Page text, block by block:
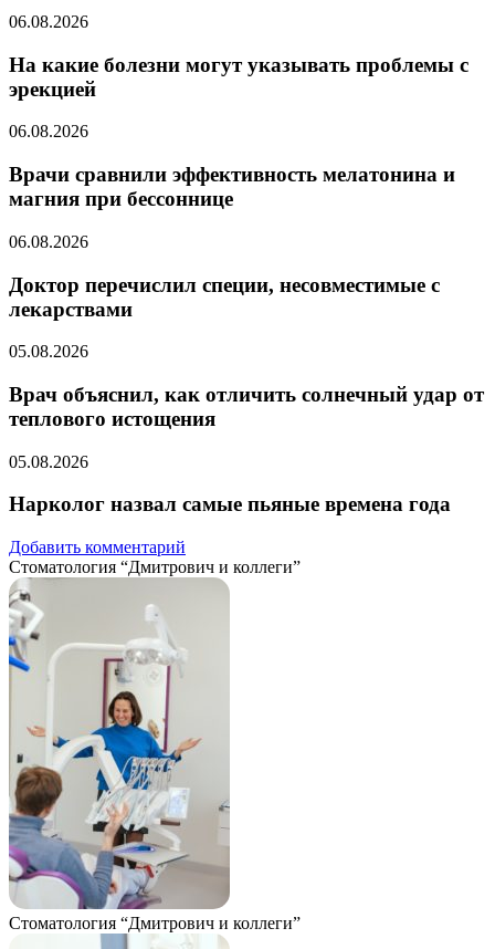
06.08.2026
На какие болезни могут указывать проблемы с
эрекцией
06.08.2026
Врачи сравнили эффективность мелатонина и
магния при бессоннице
06.08.2026
Доктор перечислил специи, несовместимые с
лекарствами
05.08.2026
Врач объяснил, как отличить солнечный удар от
теплового истощения
05.08.2026
Нарколог назвал самые пьяные времена года
Добавить комментарий
Стоматология “Дмитрович и коллеги”
Стоматология “Дмитрович и коллеги”